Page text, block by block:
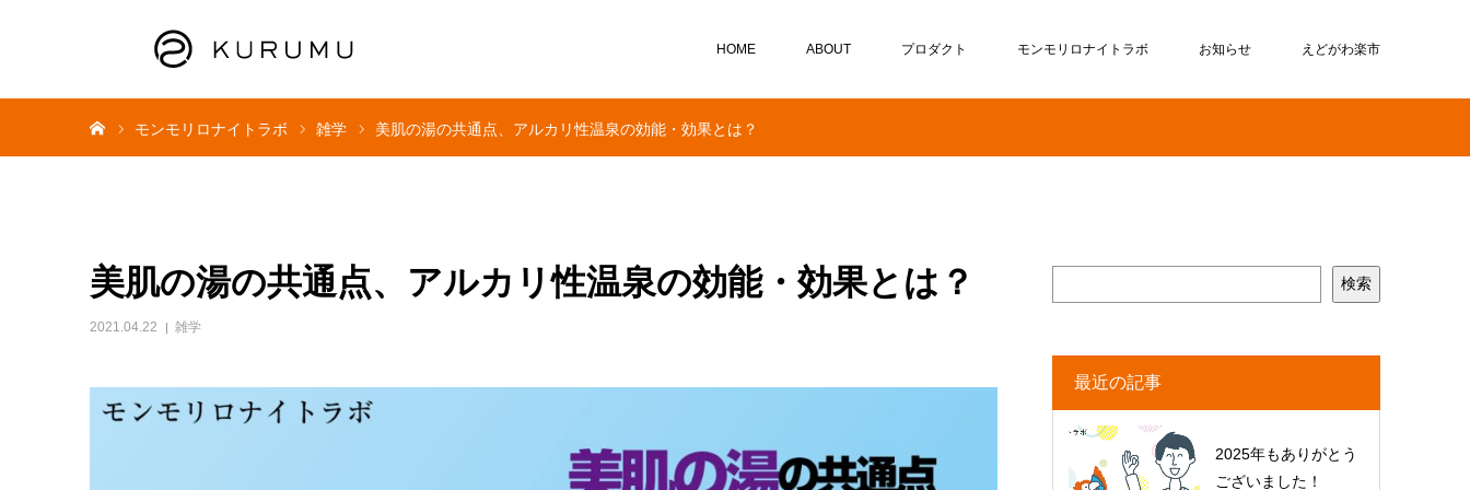
HOME ABOUT プロダクト モンモリロナイトラボ お知らせ えどがわ楽市
モンモリロナイトラボ 雑学 美肌の湯の共通点、アルカリ性温泉の効能・効果とは？
美肌の湯の共通点、アルカリ性温泉の効能・効果とは？
2021.04.22 雑学
検索
最近の記事
2025年もありがとう
ございました！